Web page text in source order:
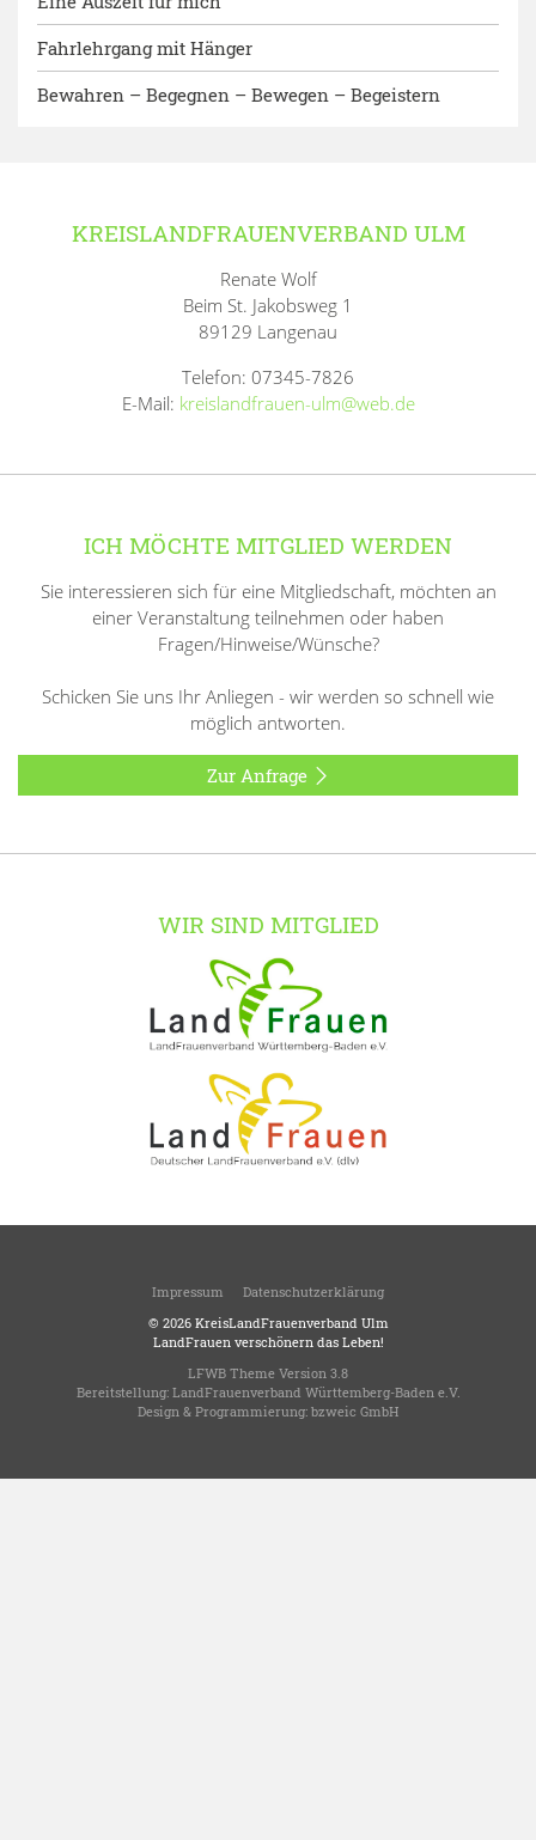
Fahrlehrgang mit Hänger
Bewahren – Begegnen – Bewegen – Begeistern
KREISLANDFRAUENVERBAND ULM
Renate Wolf
Beim St. Jakobsweg 1
89129 Langenau
Telefon: 07345-7826
E-Mail: kreislandfrauen-ulm@web.de
ICH MÖCHTE MITGLIED WERDEN
Sie interessieren sich für eine Mitgliedschaft, möchten an
einer Veranstaltung teilnehmen oder haben
Fragen/Hinweise/Wünsche?
Schicken Sie uns Ihr Anliegen - wir werden so schnell wie
möglich antworten.
Zur Anfrage
WIR SIND MITGLIED
Impressum
Datenschutzerklärung
© 2026 KreisLandFrauenverband Ulm
LandFrauen verschönern das Leben!
LFWB Theme Version 3.8
Bereitstellung: LandFrauenverband Württemberg-Baden e.V.
Design & Programmierung: bzweic GmbH